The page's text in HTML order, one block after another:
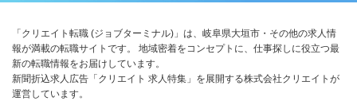
「クリエイト転職 (ジョブターミナル)」は、岐阜県大垣市・その他の求人情
報が満載の転職サイトです。 地域密着をコンセプトに、仕事探しに役立つ最
新の転職情報をお届けしています。
新聞折込求人広告「クリエイト 求人特集」を展開する株式会社クリエイトが
運営しています。